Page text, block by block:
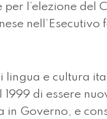
per l’elezione del
nell’Esecutivo
lingua e cultura
di essere
in Governo, e